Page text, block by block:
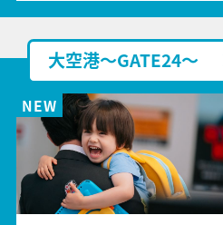
大空港～GATE24～